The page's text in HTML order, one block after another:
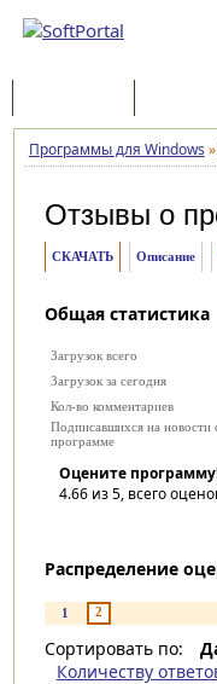
Программы для Windows »
Отзывы о
СКАЧАТЬ Описание
Общая статистика
Загрузок всего
Загрузок за сегодня
Кол-во комментариев
Подписавшихся на новости
программе
Оцените
4.66из 5, всего
Распределение
1 2
Сортировать по:
Количеству